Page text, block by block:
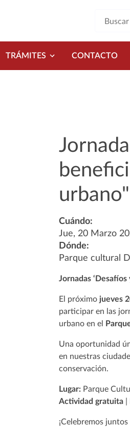
TRÁMITES CONTACTO
urbano"
Cuándo:
Jue, 20 Marzo
Dónde:
Parque cultural
Jornadas
El próximojueves
participar en las
urbano en el
Una oportunidad
en nuestras
conservación.
Lugar: Parque
Actividad gratuita
¡Celebremos juntos